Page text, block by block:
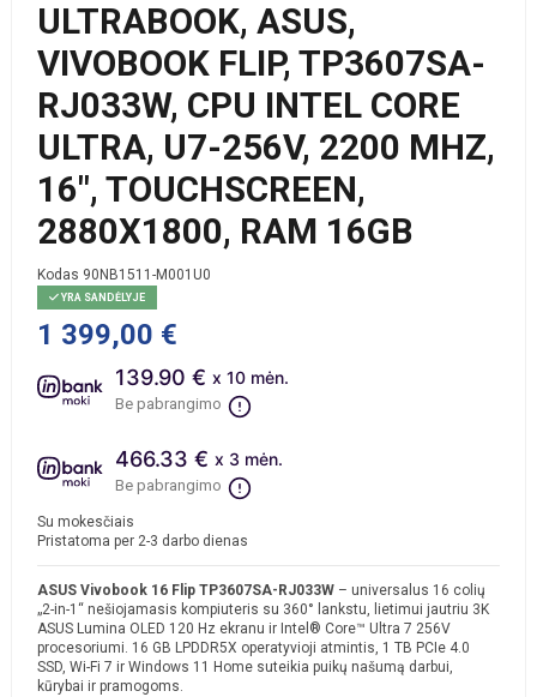
ULTRABOOK, ASUS,
VIVOBOOK FLIP, TP3607SA-
RJ033W, CPU INTEL CORE
ULTRA, U7-256V, 2200 MHZ,
16", TOUCHSCREEN,
2880X1800, RAM 16GB
Kodas 90NB1511-M001U0
YRA SANDĖLYJE
1 399,00 €
139.90 € x 10 mėn.
Be pabrangimo
466.33 € x 3 mėn.
Be pabrangimo
Su mokesčiais
Pristatoma per 2-3 darbo dienas
ASUS Vivobook 16 Flip TP3607SA-RJ033W – universalus 16 colių
„2-in-1“ nešiojamasis kompiuteris su 360° lankstu, lietimui jautriu 3K
ASUS Lumina OLED 120 Hz ekranu ir Intel® Core™ Ultra 7 256V
procesoriumi. 16 GB LPDDR5X operatyvioji atmintis, 1 TB PCIe 4.0
SSD, Wi-Fi 7 ir Windows 11 Home suteikia puikų našumą darbui,
kūrybai ir pramogoms.